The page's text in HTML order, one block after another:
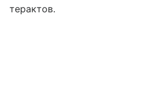
терактов.